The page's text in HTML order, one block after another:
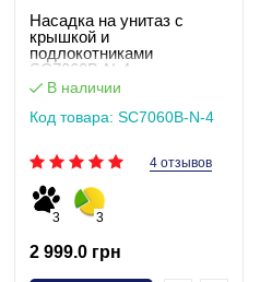
Насадка на унитаз с
крышкой и
подлокотниками
SC7060B-N-4
В наличии
Код товара: SC7060B-N-4
4 отзывов
3 3
2 999.0 грн